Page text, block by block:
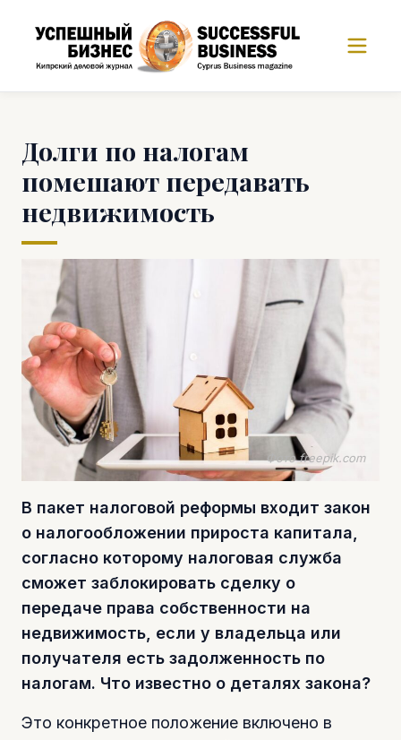
Долги по налогам
помешают передавать
недвижимость
Фото freepik.com
В пакет налоговой реформы входит закон
о налогообложении прироста капитала,
согласно которому налоговая служба
сможет заблокировать сделку о
передаче права собственности на
недвижимость, если у владельца или
получателя есть задолженность по
налогам. Что известно о деталях закона?
Это конкретное положение включено в